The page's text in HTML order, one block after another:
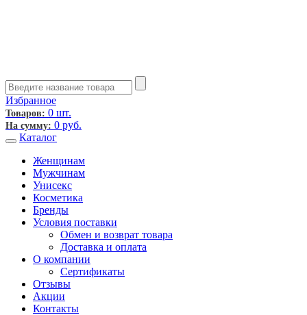
Избранное
Товаров: 0 шт.
На сумму: 0 руб.
Каталог
Женщинам
Мужчинам
Унисекс
Косметика
Бренды
Условия поставки
Обмен и возврат товара
Доставка и оплата
О компании
Сертификаты
Отзывы
Акции
Контакты